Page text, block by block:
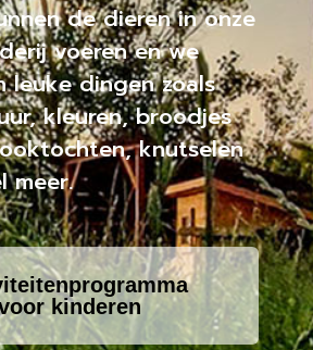
de dieren in onze
voeren en we
leuke dingen zoals
kleuren, broodjes
knutselen
meer.
kinderen